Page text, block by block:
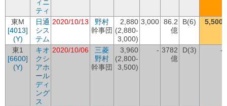
ィニ
ティ
東M
[4013]
(Y)
日通
シス
テム
2020/10/13
野村
幹事団
2,880
(2,880-
3,000)
3,000 86.2
億
B(6) 5,500
東1
[6600]
(Y)
キオ
クシ
アホ
ール
ディ
ング
ス
2020/10/06
三菱
野村
幹事団
3,960
(2,800-
3,500)
- 3782
億
D(3) -